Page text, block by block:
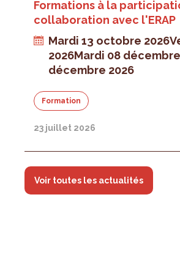
Formations à la
collaboration avec l'ERAP
Mardi 13 octobre 2026
2026Mardi 08
décembre 2026
Formation
23 juillet 2026
Voir toutes les actualités